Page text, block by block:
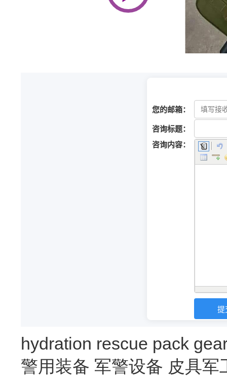
hydration rescue pack
警用装备 军警设备 皮具军